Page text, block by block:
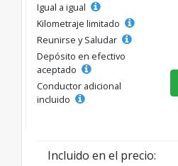
Igual a igual
Kilometraje limitado
Reunirse y Saludar
Depósito en efectivo
aceptado
Conductor adicional
incluido
Incluido en el precio: